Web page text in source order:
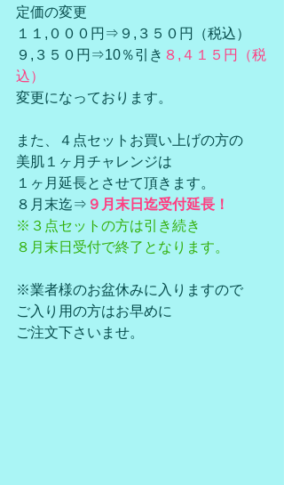
定価の変更
１１,０００円⇒９,３５０円（税込）
９,３５０円⇒10％引き ８,４１５円（税
込）
変更になっております。
また、４点セットお買い上げの方の
美肌１ヶ月チャレンジは
１ヶ月延長とさせて頂きます。
８月末迄⇒ ９月末日迄受付延長！
※３点セットの方は引き続き
８月末日受付で終了となります。
※業者様のお盆休みに入りますので
ご入り用の方はお早めに
ご注文下さいませ。